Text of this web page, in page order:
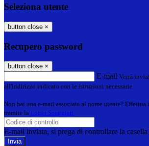
Seleziona utente
button close ×
Recupero password
button close ×
E-mail Verrà
all'indirizzo indicato con le istruzioni necessarie.
Non hai una e-mail associata al nome utente? Effettua
tramite la Login Spaggiari
E-mail inviata, si prega di controllare la